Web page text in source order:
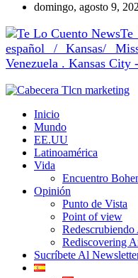
domingo, agosto 9,
español / Kansas/
Venezuela . Kansas City
Inicio
Mundo
EE.UU
Latinoamérica
Vida
Encuentro
Opinión
Punto de Vista
Point of view
Rediscovering
Sucríbete Al